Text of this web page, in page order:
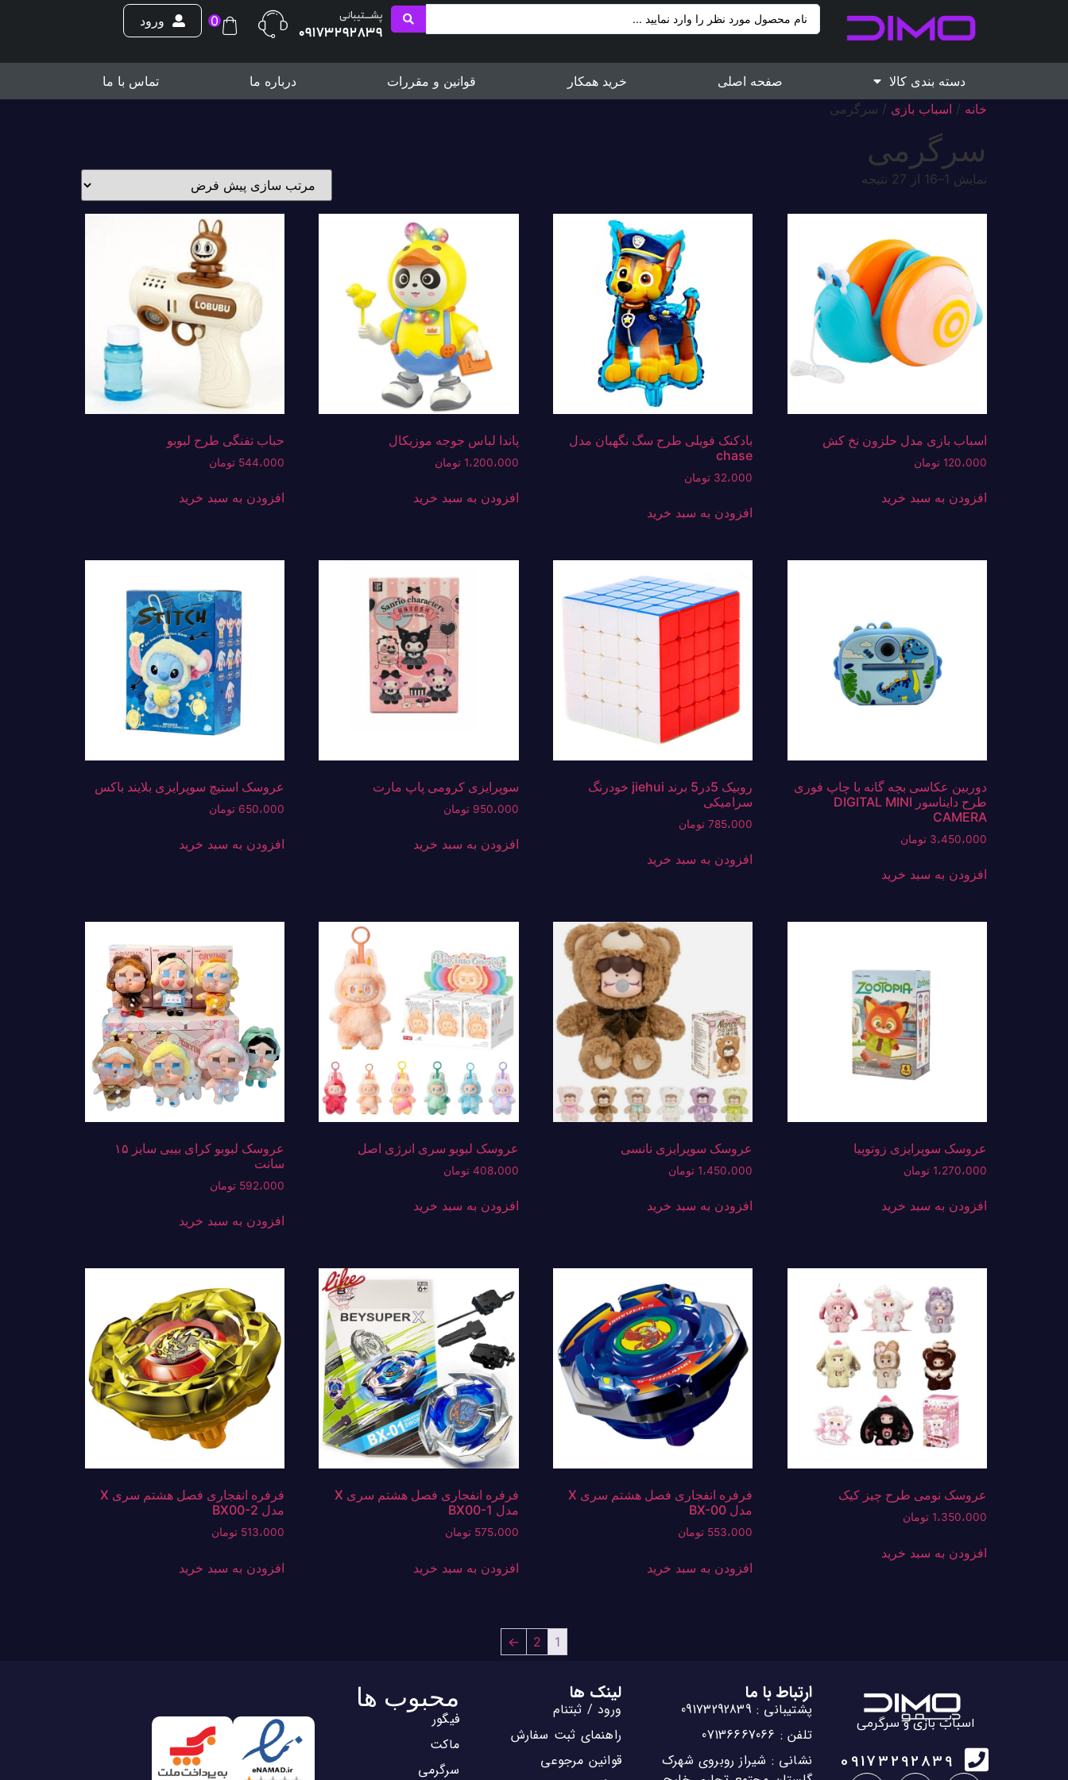
پشــــتیبانی
09173292839
0 ورود
دسته بندی کالا صفحه اصلی خرید همکار قوانین و مقررات درباره ما
تماس با ما
خانه / اسباب بازی / سرگرمی
سرگرمی
نمایش 1–16 از 27 نتیجه
اسباب بازی مدل حلزون نخ کش
120،000 تومان
افزودن به سبد خرید
بادکنک فویلی طرح سگ نگهبان مدل
chase
32،000 تومان
افزودن به سبد خرید
پاندا لباس جوجه موزیکال
1،200،000 تومان
افزودن به سبد خرید
حباب تفنگی طرح لبوبو
544،000 تومان
افزودن به سبد خرید
دوربین عکاسی بچه گانه با چاپ فوری
طرح دایناسور DIGITAL MINI
CAMERA
3،450،000 تومان
افزودن به سبد خرید
روبیک 5در5 برند jiehui خودرنگ
سرامیکی
785،000 تومان
افزودن به سبد خرید
سوپرایزی کرومی پاپ مارت
950،000 تومان
افزودن به سبد خرید
عروسک استیچ سوپرایزی بلایند باکس
650،000 تومان
افزودن به سبد خرید
عروسک سوپرایزی زوتوپیا
1،270،000 تومان
افزودن به سبد خرید
عروسک سوپرایزی نانسی
1،450،000 تومان
افزودن به سبد خرید
عروسک لبوبو سری انرژی اصل
408،000 تومان
افزودن به سبد خرید
عروسک لبوبو کرای بیبی سایز ۱۵
سانت
592،000 تومان
افزودن به سبد خرید
عروسک نومی طرح چیز کیک
1،350،000 تومان
افزودن به سبد خرید
فرفره انفجاری فصل هشتم سری X
مدل BX-00
553،000 تومان
افزودن به سبد خرید
فرفره انفجاری فصل هشتم سری X
مدل BX00-1
575،000 تومان
افزودن به سبد خرید
فرفره انفجاری فصل هشتم سری X
مدل BX00-2
513،000 تومان
افزودن به سبد خرید
1
2
←
اسباب بازی و سرگرمی
09173292839
ارتباط با ما
پشتیبانی : 09173292839
تلفن : 07136667066
نشانی : شیراز روبروی شهرک
لینک ها
ورود / ثبتنام
راهنمای ثبت سفارش
قوانین مرجوعی
محبوب ها
فیگور
ماکت
سرگرمی